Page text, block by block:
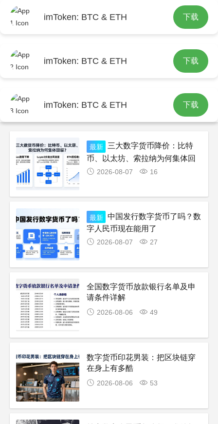
imToken: BTC & ETH 下载
imToken: BTC & ETH 下载
imToken: BTC & ETH 下载
首页
最新 三大数字货币降价：比特
币、以太坊、索拉纳为何集体回
调？2026-08-07 16
最新 中国发行数字货币了吗？数
字人民币现在能用了
2026-08-07 27
全国数字货币放款银行名单及申
请条件详解
2026-08-06 49
数字货币印花男装：把区块链穿
在身上有多酷
2026-08-06 53